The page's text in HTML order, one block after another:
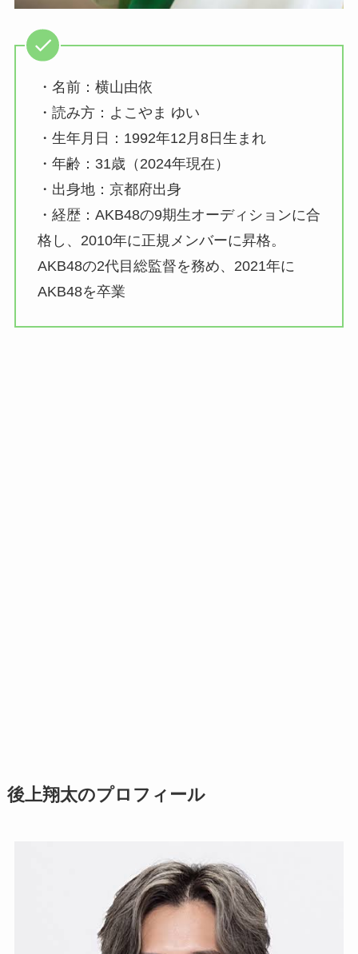
・名前：横山由依
・読み方：よこやま ゆい
・生年月日：1992年12月8日生まれ
・年齢：31歳（2024年現在）
・出身地：京都府出身
・経歴：AKB48の9期生オーディションに合
格し、2010年に正規メンバーに昇格。
AKB48の2代目総監督を務め、2021年に
AKB48を卒業
後上翔太のプロフィール